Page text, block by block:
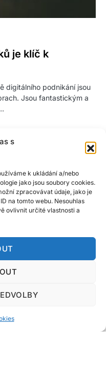
s
k ukládání a/nebo
jako jsou soubory cookies.
zpracovávat údaje, jako je
na tomto webu. Nesouhlas
ovlivnit určité vlastnosti a
je klíč k
digitálního podnikání jsou
Jsou fantastickým a